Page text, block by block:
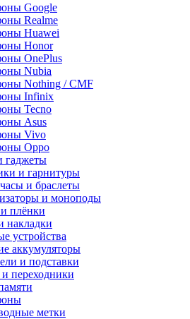
Google
Realme
Huawei
Honor
OnePlus
Nubia
Nothing / CMF
Infinix
Tecno
Asus
Vivo
Oppo
гаджеты
и гарнитуры
и браслеты
и моноподы
плёнки
накладки
устройства
аккумуляторы
и подставки
переходники
метки